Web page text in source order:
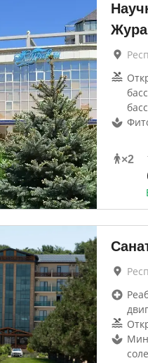
×2